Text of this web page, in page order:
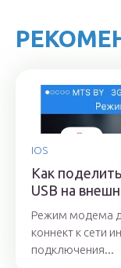
IOS
Как
USB на
Режим модема
коннект к сети
подключения...